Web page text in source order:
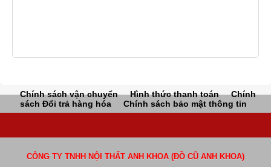
Chính sách vận chuyển Hình thức thanh toán
Chính
sách Đổi trả hàng hóa
Chính sách bảo mật thông tin
CÔNG TY TNHH NỘI THẤT ANH KHOA (ĐỒ CŨ ANH KHOA)